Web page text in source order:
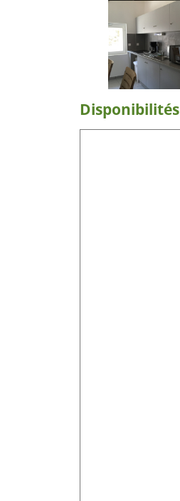
Disponibilités